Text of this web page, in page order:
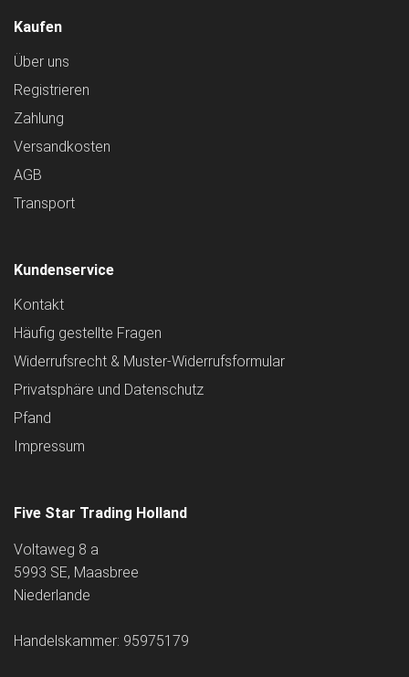
Kaufen
Über uns
Registrieren
Zahlung
Versandkosten
AGB
Transport
Kundenservice
Kontakt
Häufig gestellte Fragen
Widerrufsrecht & Muster-Widerrufsformular
Privatsphäre und Datenschutz
Pfand
Impressum
Five Star Trading Holland
Voltaweg 8 a
5993 SE, Maasbree
Niederlande
Handelskammer: 95975179